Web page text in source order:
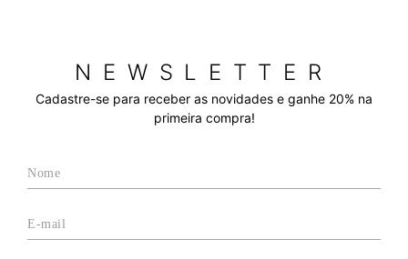
NEWSLETTER
Cadastre-se para receber as novidades e ganhe 20% na
primeira compra!